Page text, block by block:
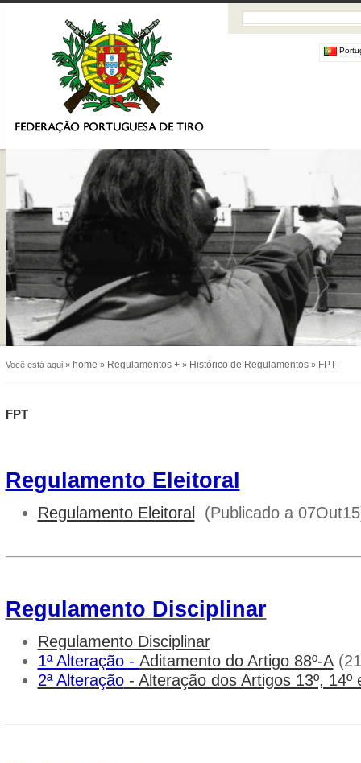
Você está aqui » home » Regulamentos +» Histórico de Regulamentos» FPT
FPT
Regulamento Eleitoral
Regulamento Eleitoral (Publicado a
Regulamento Disciplinar
Regulamento Disciplinar
1ª Alteração - Aditamento do Artigo 88º-A
2ª Alteração- Alteração dos Artigos 13º, 14º